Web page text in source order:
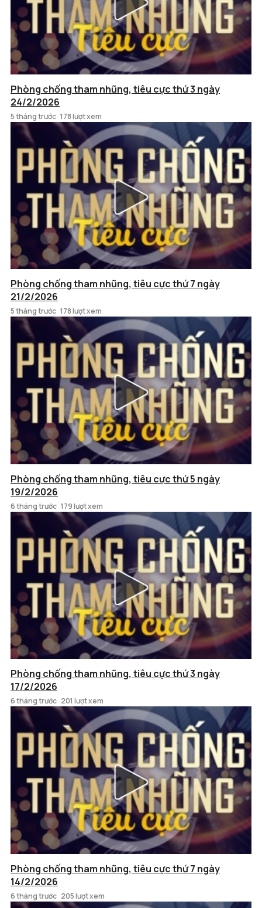
Phòng chống tham nhũng, tiêu cực thứ 3 ngày
24/2/2026
5 tháng trước 178 lượt xem
Phòng chống tham nhũng, tiêu cực thứ 7 ngày
21/2/2026
5 tháng trước 178 lượt xem
Phòng chống tham nhũng, tiêu cực thứ 5 ngày
19/2/2026
6 tháng trước 179 lượt xem
Phòng chống tham nhũng, tiêu cực thứ 3 ngày
17/2/2026
6 tháng trước 201 lượt xem
Phòng chống tham nhũng, tiêu cực thứ 7 ngày
14/2/2026
6 tháng trước 205 lượt xem